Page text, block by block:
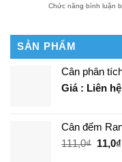
Chức năng bình luận
SẢN PHẨM
Cân phân
Giá : Liên hệ
Cân đếm
111,0₫ Giá
11,0₫